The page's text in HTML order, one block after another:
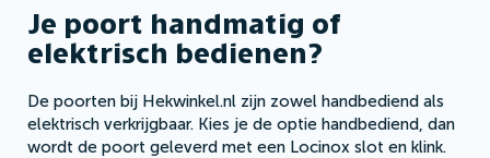
Je poort handmatig of
elektrisch bedienen?
De poorten bij Hekwinkel.nl zijn zowel handbediend als
elektrisch verkrijgbaar. Kies je de optie handbediend, dan
wordt de poort geleverd met een Locinox slot en klink.